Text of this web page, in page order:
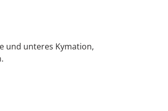
und unteres Kymation,